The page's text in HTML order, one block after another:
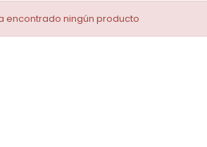
encontrado ningún producto